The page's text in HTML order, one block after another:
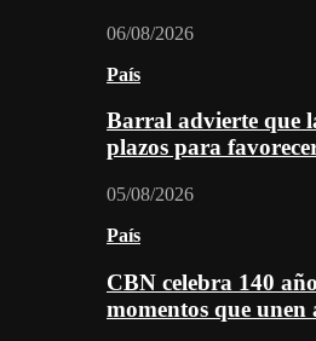
06/08/2026
País
Barral advierte que
plazos para
05/08/2026
País
CBN celebra 140
momentos que unen